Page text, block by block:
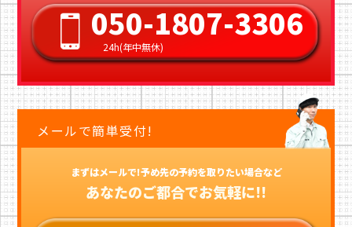
050-1807-3306
24h(年中無休)
メールで簡単受付!
まずはメールで!予め先の予約を取りたい場合など
あなたのご都合でお気軽に!!